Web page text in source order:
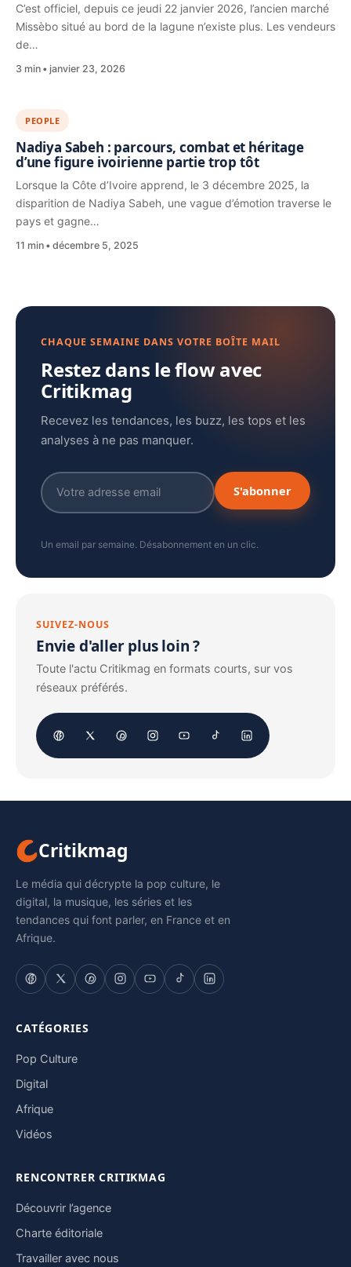
C’est officiel, depuis ce jeudi 22 janvier 2026, l’ancien marché
Missèbo situé au bord de la lagune n’existe plus. Les vendeurs
de…
3 min janvier 23, 2026
PEOPLE
Nadiya Sabeh : parcours, combat et héritage
d’une figure ivoirienne partie trop tôt
Lorsque la Côte d’Ivoire apprend, le 3 décembre 2025, la
disparition de Nadiya Sabeh, une vague d’émotion traverse le
pays et gagne…
11 min décembre 5, 2025
CHAQUE SEMAINE DANS VOTRE BOÎTE MAIL
Restez dans le flow avec
Critikmag
Recevez les tendances, les buzz, les tops et les
analyses à ne pas manquer.
S'abonner
Un email par semaine. Désabonnement en un clic.
SUIVEZ-NOUS
Envie d'aller plus loin ?
Toute l'actu Critikmag en formats courts, sur vos
réseaux préférés.
Critikmag
Le média qui décrypte la pop culture, le
digital, la musique, les séries et les
tendances qui font parler, en France et en
Afrique.
CATÉGORIES
Pop Culture
Digital
Afrique
Vidéos
RENCONTRER CRITIKMAG
Découvrir l’agence
Charte éditoriale
Travailler avec nous